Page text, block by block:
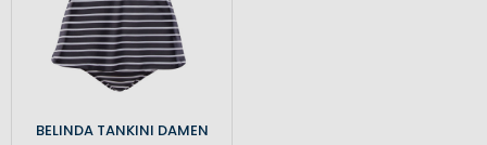
BELINDA TANKINI DAMEN